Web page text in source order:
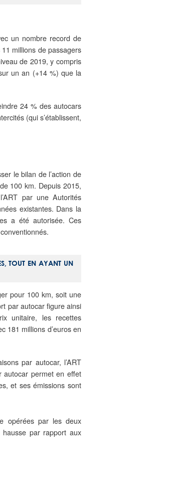
un nombre record de
millions de passagers
de 2019, y compris
un an (+14 %) que la
24 % des autocars
(qui s’établissent,
le bilan de l’action de
100 km. Depuis 2015,
par une Autorités
existantes. Dans la
a été autorisée. Ces
TOUT EN AYANT UN
pour 100 km, soit une
par autocar figure ainsi
unitaire, les recettes
181 millions d’euros en
par autocar, l’ART
autocar permet en effet
et ses émissions sont
opérées par les deux
par rapport aux